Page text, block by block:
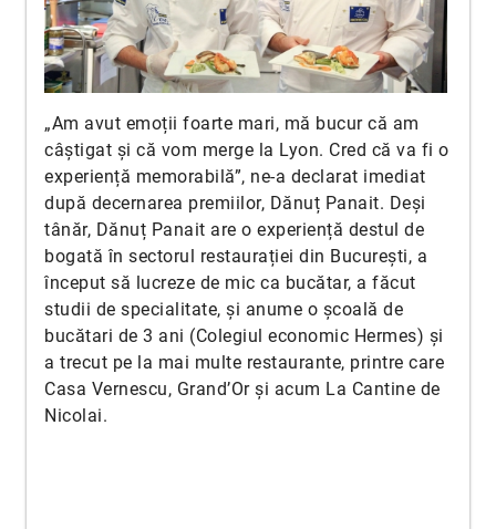
„Am avut emoții foarte mari, mă bucur că am
câștigat și că vom merge la Lyon. Cred că va fi o
experiență memorabilă”, ne-a declarat imediat
după decernarea premiilor, Dănuț Panait. Deși
tânăr, Dănuț Panait are o experiență destul de
bogată în sectorul restaurației din București, a
început să lucreze de mic ca bucătar, a făcut
studii de specialitate, și anume o școală de
bucătari de 3 ani (Colegiul economic Hermes) și
a trecut pe la mai multe restaurante, printre care
Casa Vernescu, Grand’Or și acum La Cantine de
Nicolai.